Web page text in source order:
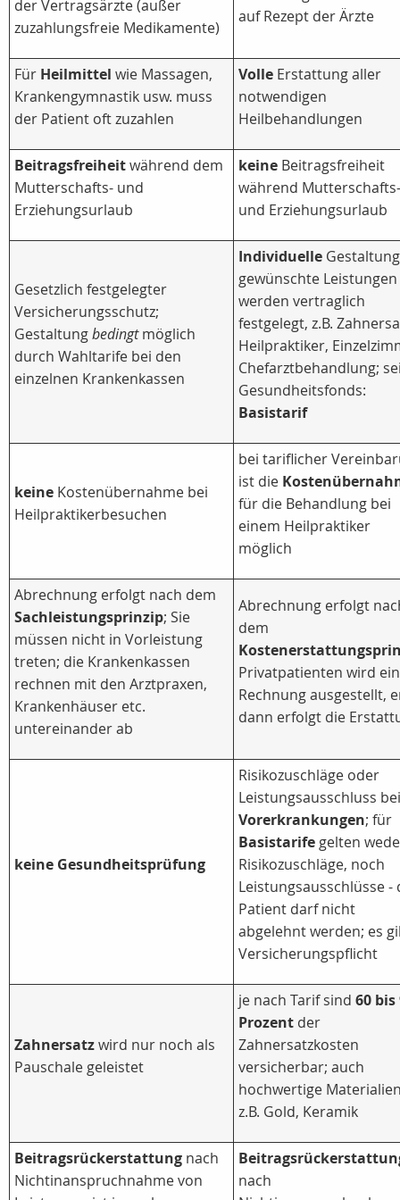
der Vertragsärzte (außer
zuzahlungsfreie Medikamente)
auf Rezept der Ärzte
Für Heilmittel wie Massagen,
Krankengymnastik usw. muss
der Patient oft zuzahlen
Volle Erstattung aller
notwendigen
Heilbehandlungen
Beitragsfreiheitwährend dem
Mutterschafts- und
Erziehungsurlaub
keine Beitragsfreiheit
während Mutterschafts-
und Erziehungsurlaub
Gesetzlich festgelegter
Versicherungsschutz;
Gestaltungbedingtmöglich
durch Wahltarife bei den
einzelnen Krankenkassen
Individuelle
gewünschte Leistungen
werden vertraglich
festgelegt, z.B.
Heilpraktiker,
Chefarztbehandlung;
Gesundheitsfonds:
Basistarif
keine Kostenübernahme bei
Heilpraktikerbesuchen
bei tariflicher
ist die
für die Behandlung bei
einem Heilpraktiker
möglich
Abrechnung erfolgt nach dem
Sachleistungsprinzip; Sie
müssen nicht in Vorleistung
treten; die Krankenkassen
rechnen mit den Arztpraxen,
Krankenhäuser etc.
untereinander ab
Abrechnung erfolgt
dem
Privatpatienten wird
Rechnung ausgestellt,
dann erfolgt die
keine Gesundheitsprüfung
Risikozuschläge oder
Leistungsausschluss bei
Vorerkrankungen; für
Basistarifegelten
Risikozuschläge, noch
Leistungsausschlüsse -
Patient darf nicht
abgelehnt werden; es
Versicherungspflicht
Zahnersatzwird nur noch als
Pauschale geleistet
je nach Tarif sind 60 bis
Prozent der
Zahnersatzkosten
versicherbar; auch
hochwertige
z.B. Gold, Keramik
Beitragsrückerstattung nach
Nichtinanspruchnahme von
nach